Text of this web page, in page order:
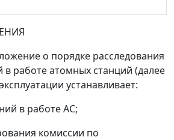
о порядке расследования
в работе атомных станций (далее
устанавливает:
в работе АС;
комиссии по